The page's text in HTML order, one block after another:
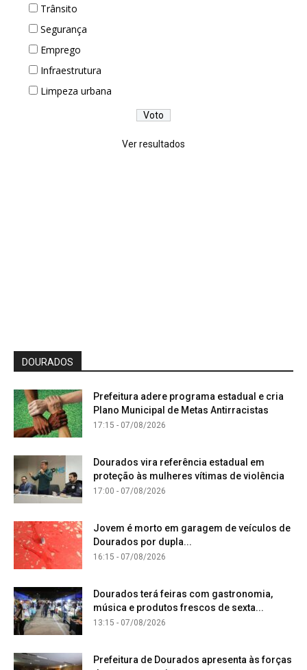
Trânsito
Segurança
Emprego
Infraestrutura
Limpeza urbana
Ver resultados
DOURADOS
Prefeitura adere programa estadual e cria
Plano Municipal de Metas Antirracistas
17:15 - 07/08/2026
Dourados vira referência estadual em
proteção às mulheres vítimas de violência
17:00 - 07/08/2026
Jovem é morto em garagem de veículos de
Dourados por dupla...
16:15 - 07/08/2026
Dourados terá feiras com gastronomia,
música e produtos frescos de sexta...
13:15 - 07/08/2026
Prefeitura de Dourados apresenta às forças